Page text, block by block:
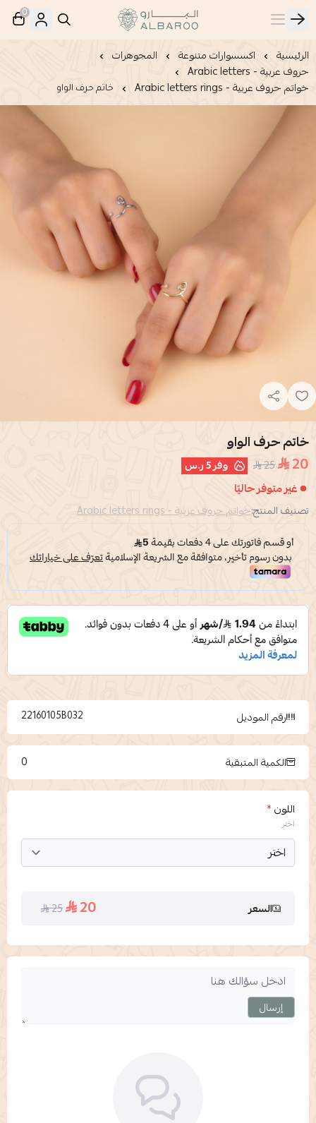
البارو | Albaroo
0
الرئيسية اكسسوارات متنوعة
المجوهرات
حروف عربية - Arabic letters
خواتم حروف عربية - Arabic letters rings
خاتم حرف الواو
خاتم حرف الواو
20
25 وفر5 ر.س
غير متوفر حاليًا
تصنيف المنتج:خواتم حروف عربية - Arabic letters rings
رقم الموديل 22160105B032
الكمية المتبقية 0
اللون*
اختر
السعر 20
25
إرسال